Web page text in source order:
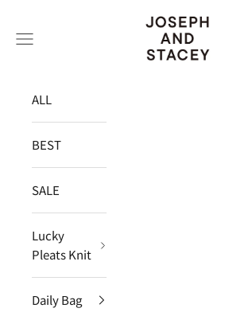
JOSEPH AND
メニュー
ALL
BEST
SALE
Lucky
Pleats Knit
Daily Bag